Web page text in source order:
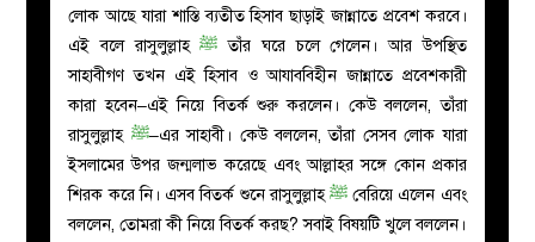
লোক আছে যারা শাস্তি ব্যতীত হিসাব ছাড়াই জান্নাতে প্রবেশ করবে।
এই বলে রাসুলুল্লাহﷺ তাঁর ঘরে চলে গেলেন। আর উপস্থিত
সাহাবীগণ তখন এই হিসাব ও আযাববিহীন জান্নাতে প্রবেশকারী
কারা হবেন–এই নিয়ে বিতর্ক শুরু করলেন। কেউ বললেন, তাঁরা
রাসুলুল্লাহ ﷺ–এর সাহাবী। কেউ বললেন, তাঁরা সেসব লোক যারা
ইসলামের উপর জন্মলাভ করেছে এবং আল্লাহর সঙ্গে কোন প্রকার
শিরক করে নি। এসব বিতর্ক শুনে রাসুলুল্লাহﷺবেরিয়ে এলেন এবং
বললেন, তোমরা কী নিয়ে বিতর্ক করছ? সবাই বিষয়টি খুলে বললেন।